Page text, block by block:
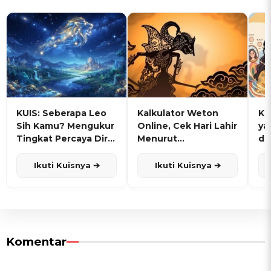
KUIS: Seberapa Leo
Sih Kamu? Mengukur
Tingkat Percaya Diri
Ikuti Kuisnya ➔
Kalkulator Weton
Online, Cek Hari Lahir
Menurut
Ikuti Kuisnya ➔
Komentar